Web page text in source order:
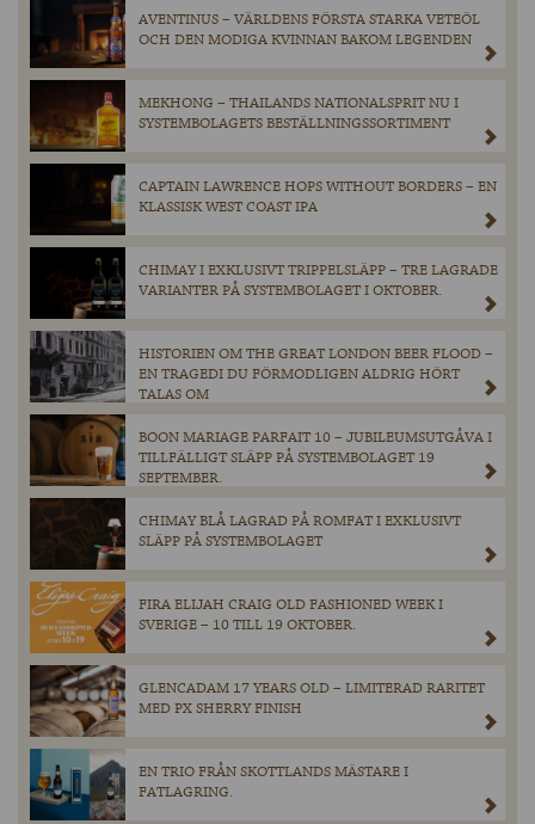
AVENTINUS – VÄRLDENS FÖRSTA STARKA VETEÖL
OCH DEN MODIGA KVINNAN BAKOM LEGENDEN
MEKHONG – THAILANDS NATIONALSPRIT NU I
SYSTEMBOLAGETS BESTÄLLNINGSSORTIMENT
CAPTAIN LAWRENCE HOPS WITHOUT BORDERS – EN
KLASSISK WEST COAST IPA
CHIMAY I EXKLUSIVT TRIPPELSLÄPP – TRE LAGRADE
VARIANTER PÅ SYSTEMBOLAGET I OKTOBER.
HISTORIEN OM THE GREAT LONDON BEER FLOOD –
EN TRAGEDI DU FÖRMODLIGEN ALDRIG HÖRT
TALAS OM
BOON MARIAGE PARFAIT 10 – JUBILEUMSUTGÅVA I
TILLFÄLLIGT SLÄPP PÅ SYSTEMBOLAGET 19
SEPTEMBER.
CHIMAY BLÅ LAGRAD PÅ ROMFAT I EXKLUSIVT
SLÄPP PÅ SYSTEMBOLAGET
FIRA ELIJAH CRAIG OLD FASHIONED WEEK I
SVERIGE – 10 TILL 19 OKTOBER.
GLENCADAM 17 YEARS OLD – LIMITERAD RARITET
MED PX SHERRY FINISH
EN TRIO FRÅN SKOTTLANDS MÄSTARE I
FATLAGRING.